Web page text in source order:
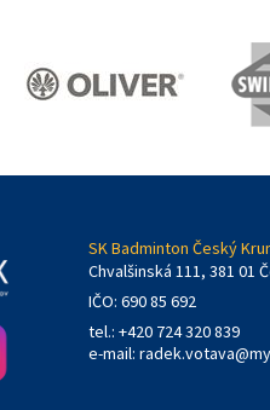
SK Badminton Český
Chvalšinská 111, 381 01
IČO: 690 85 692
tel.: +420 724 320 839
e-mail: